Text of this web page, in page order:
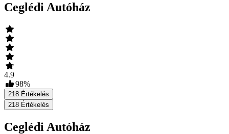
Ceglédi Autóház
4.9
98%
218 Értékelés
218 Értékelés
Ceglédi Autóház